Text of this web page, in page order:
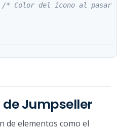
/* Color del ícono al pasar
Jumpseller
de elementos como el